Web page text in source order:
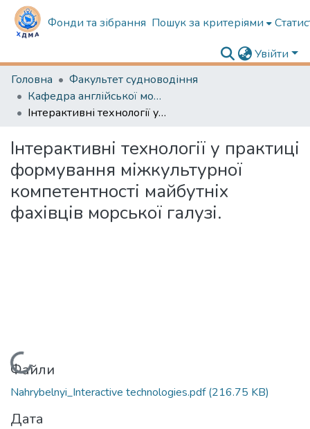
Фонди та зібрання Пошук за критеріями
Увійти
Головна
Факультет судноводіння
Кафедра англійської мови в судноводінні
Інтерактивні технології у практиці формування міжкультурної компетентності майбутніх фахівців морської галузі.
Інтерактивні технології у практиці
формування міжкультурної
компетентності майбутніх
фахівців морської галузі.
Вантажиться...
Файли
Nahrybelnyi_Interactive technologies.pdf(216.75 KB)
Дата